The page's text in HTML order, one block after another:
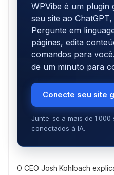
WPVibe é um plugin
seu site ao
Pergunte em
páginas, edita
comandos para
de um minuto para
Conecte seu site
Junte-se a mais de 1.000
conectados à IA.
O CEO Josh Kohlbach